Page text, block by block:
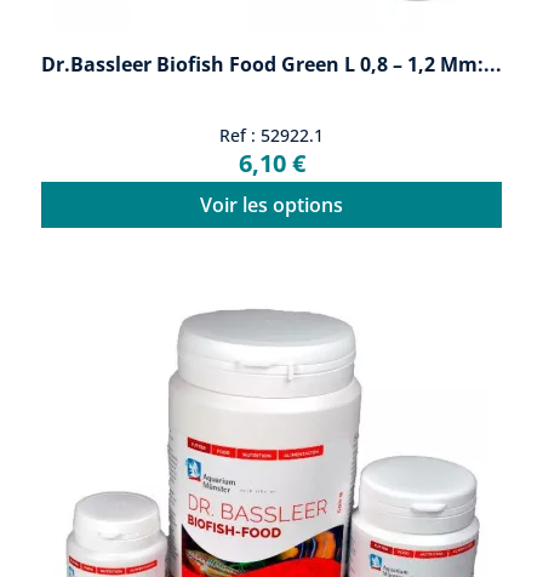
Dr.Bassleer Biofish Food Green L 0,8 – 1,2 Mm:...
Ref : 52922.1
6,10 €
Voir les options